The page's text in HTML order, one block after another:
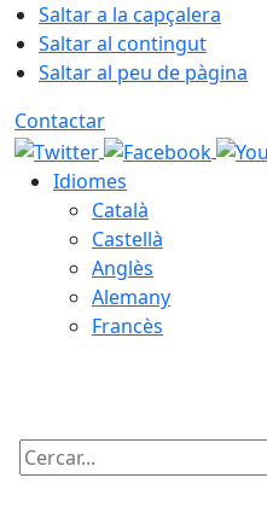
Saltar a la capçalera
Saltar al contingut
Saltar al peu de pàgina
Contactar
Idiomes
Català
Castellà
Anglès
Alemany
Francès
Cercar: